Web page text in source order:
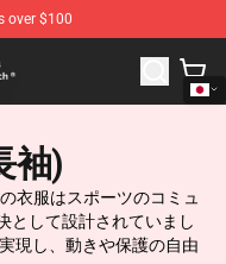
over $100
SMP Merchandise
袖)
衣服はスポーツのコミュ
として設計されていまし
現し、動きや保護の自由